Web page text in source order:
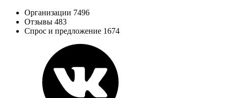
Организации 7496
Отзывы 483
Спрос и предложение 1674